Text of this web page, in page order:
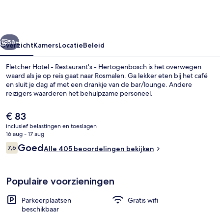
Voorkant van accommodatie
Volgende
58+
OverzichtKamersLocatieBeleid
Fletcher Hotel - Restaurant's - Hertogenbosch is het overwegen
waard als je op reis gaat naar Rosmalen. Ga lekker eten bij het café
en sluit je dag af met een drankje van de bar/lounge. Andere
reizigers waarderen het behulpzame personeel.
De
huidige
prijs
is
€ 83
€ 83
inclusief belastingen en toeslagen
16 aug - 17 aug
Beoordelingen
7,67,6 op 10 –
GoedAlle 405 beoordelingen bekijken
Populaire voorzieningen
Parkeerplaatsen
beschikbaar
Gratis wifi